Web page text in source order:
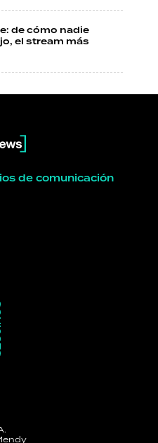
de cómo nadie
el stream más
de comunicación